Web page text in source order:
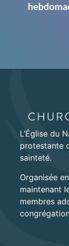
L’Église du
protestante
sainteté.
Organisée
maintenant
membres